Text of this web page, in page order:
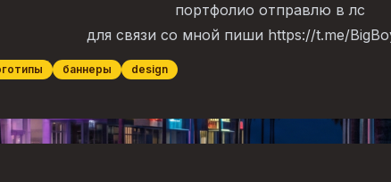
портфолио отправлю в лс
для связи со мной пиши https://t.me/
баннеры design